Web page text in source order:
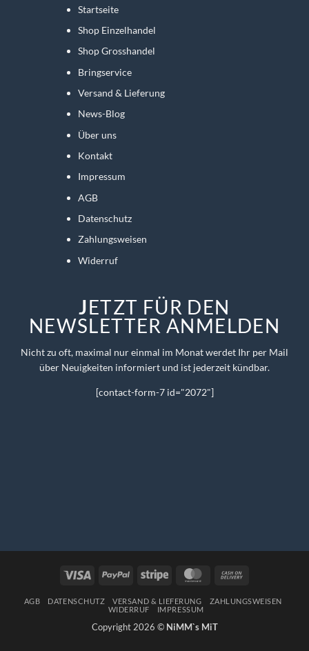
Startseite
Shop Einzelhandel
Shop Grosshandel
Bringservice
Versand & Lieferung
News-Blog
Über uns
Kontakt
Impressum
AGB
Datenschutz
Zahlungsweisen
Widerruf
JETZT FÜR DEN
NEWSLETTER ANMELDEN
Nicht zu oft, maximal nur einmal im Monat werdet Ihr per Mail
über Neuigkeiten informiert und ist jederzeit kündbar.
[contact-form-7 id="2072"]
Visa PayPal Stripe MasterCard
Delivery
AGB DATENSCHUTZ VERSAND & LIEFERUNG
ZAHLUNGSWEISEN
WIDERRUF
IMPRESSUM
Copyright 2026 © NiMM`s MiT